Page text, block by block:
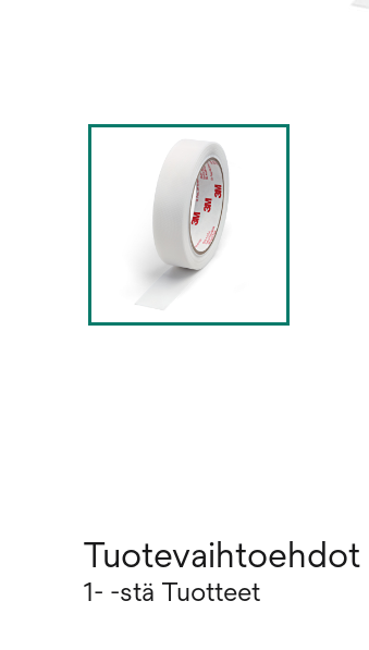
Tuotevaihtoehdot
1- -stä Tuotteet